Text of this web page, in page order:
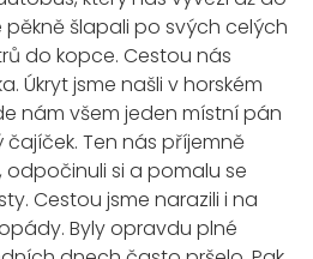
šlapali po svých celých
do kopce. Cestou nás
Úkryt jsme našli v horském
nám všem jeden místní pán
Ten nás příjemně
odpočinuli si a pomalu se
Cestou jsme narazili i na
Byly opravdu plné